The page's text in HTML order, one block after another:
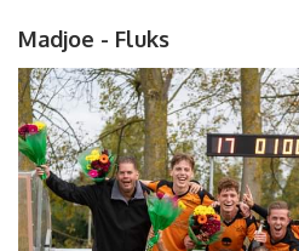
Madjoe - Fluks